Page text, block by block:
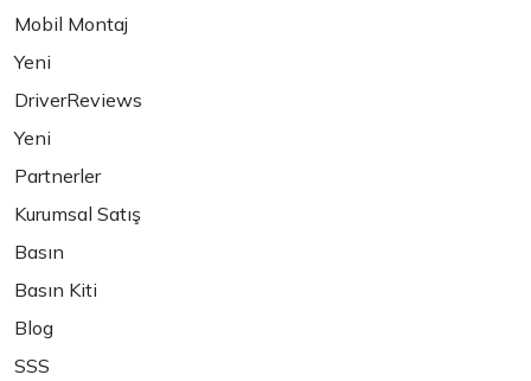
Mobil Montaj
Yeni
DriverReviews
Yeni
Partnerler
Kurumsal Satış
Basın
Basın Kiti
Blog
SSS